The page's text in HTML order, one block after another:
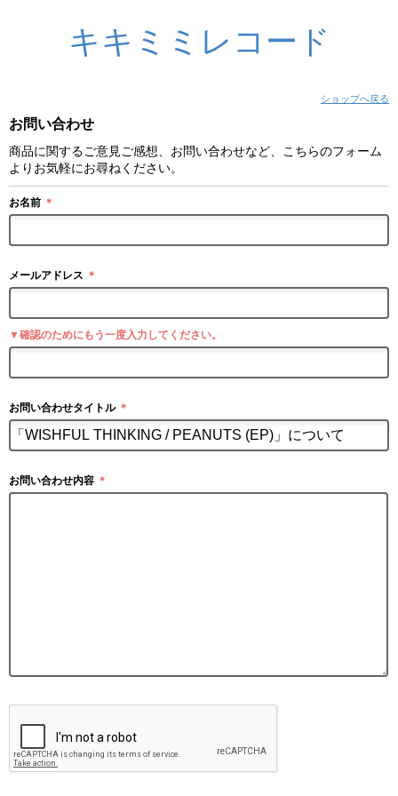
キキミミレコード
ショップへ戻る
お問い合わせ
商品に関するご意見ご感想、お問い合わせなど、こちらのフォーム
よりお気軽にお尋ねください。
お名前 ＊
メールアドレス ＊
▼確認のためにもう一度入力してください。
お問い合わせタイトル ＊
お問い合わせ内容 ＊